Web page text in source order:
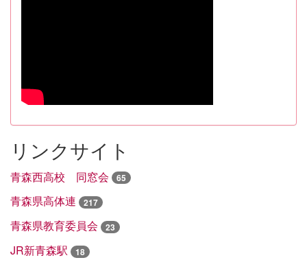
リンクサイト
青森西高校 同窓会 65
青森県高体連 217
青森県教育委員会 23
JR新青森駅 18